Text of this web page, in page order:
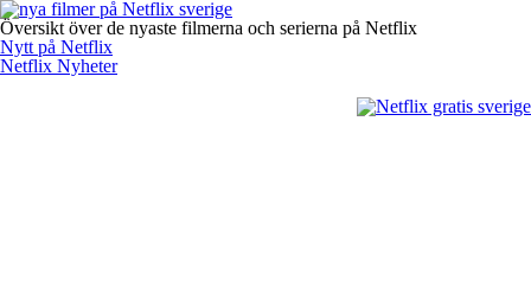
Översikt över de nyaste filmerna och serierna på Netflix
Nytt på Netflix
Netflix Nyheter